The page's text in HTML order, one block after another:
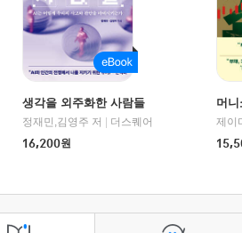
생각을 외주화한 사람들
정재민,김영주 저
더스퀘어
16,200원
머